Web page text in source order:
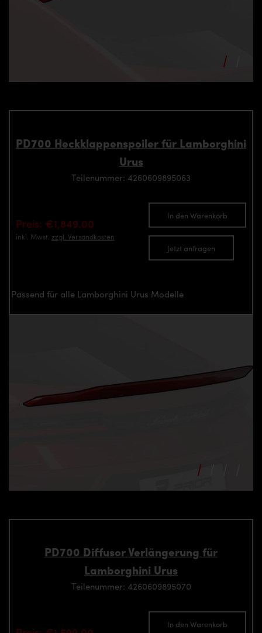
PD700 Heckklappenspoiler für Lamborghini
Urus
Teilenummer: 4260609895063
Preis: €1,849.00
inkl. Mwst. zzgl. Versandkosten
In den Warenkorb
Jetzt anfragen
Passend für alle Lamborghini Urus Modelle
PD700 Diffusor Verlängerung für
Lamborghini Urus
Teilenummer: 4260609895070
In den Warenkorb